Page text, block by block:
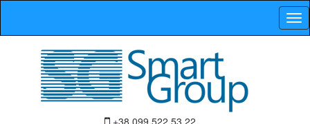
+38 099 522 53 22